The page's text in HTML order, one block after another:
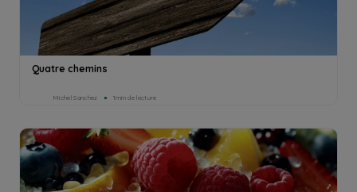
Quatre chemins
Michel Sanchez 1min de lecture